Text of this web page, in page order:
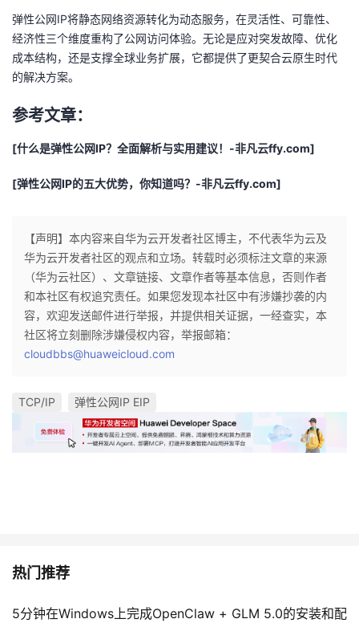
弹性公网IP将静态网络资源转化为动态服务，在灵活性、可靠性、
经济性三个维度重构了公网访问体验。无论是应对突发故障、优化
成本结构，还是支撑全球业务扩展，它都提供了更契合云原生时代
的解决方案。
参考文章：
[什么是弹性公网IP？全面解析与实用建议！-非凡云ffy.com]
[弹性公网IP的五大优势，你知道吗？-非凡云ffy.com]
【声明】本内容来自华为云开发者社区博主，不代表华为云及
华为云开发者社区的观点和立场。转载时必须标注文章的来源
（华为云社区）、文章链接、文章作者等基本信息，否则作者
和本社区有权追究责任。如果您发现本社区中有涉嫌抄袭的内
容，欢迎发送邮件进行举报，并提供相关证据，一经查实，本
社区将立刻删除涉嫌侵权内容，举报邮箱：
cloudbbs@huaweicloud.com
TCP/IP 弹性公网IP EIP
热门推荐
5分钟在Windows上完成OpenClaw + GLM 5.0的安装和配